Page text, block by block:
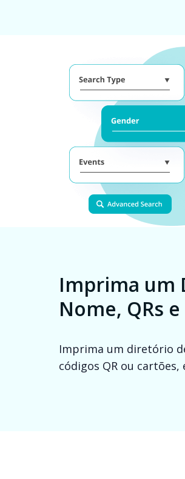
Imprima um
Nome, QRs
Imprima um diretório
códigos QR ou